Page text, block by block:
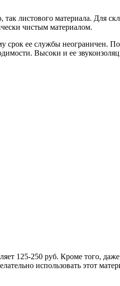
листового материала. Для
чистым материалом.
срок ее службы неограничен.
Высоки и ее
125-250 руб. Кроме того, даже
использовать этот